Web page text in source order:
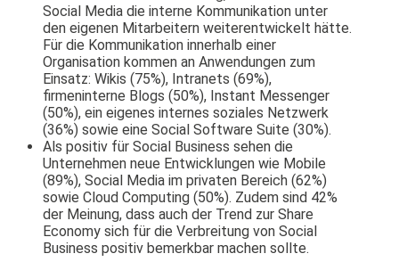
Social Media die interne Kommunikation unter
den eigenen Mitarbeitern weiterentwickelt hätte.
Für die Kommunikation innerhalb einer
Organisation kommen an Anwendungen zum
Einsatz: Wikis (75%), Intranets (69%),
firmeninterne Blogs (50%), Instant Messenger
(50%), ein eigenes internes soziales Netzwerk
(36%) sowie eine Social Software Suite (30%).
Als positiv für Social Business sehen die
Unternehmen neue Entwicklungen wie Mobile
(89%), Social Media im privaten Bereich (62%)
sowie Cloud Computing (50%). Zudem sind 42%
der Meinung, dass auch der Trend zur Share
Economy sich für die Verbreitung von Social
Business positiv bemerkbar machen sollte.